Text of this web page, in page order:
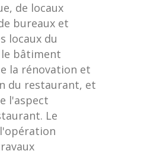
de locaux
bureaux et
locaux du
bâtiment
la rénovation et
du restaurant, et
l'aspect
Le